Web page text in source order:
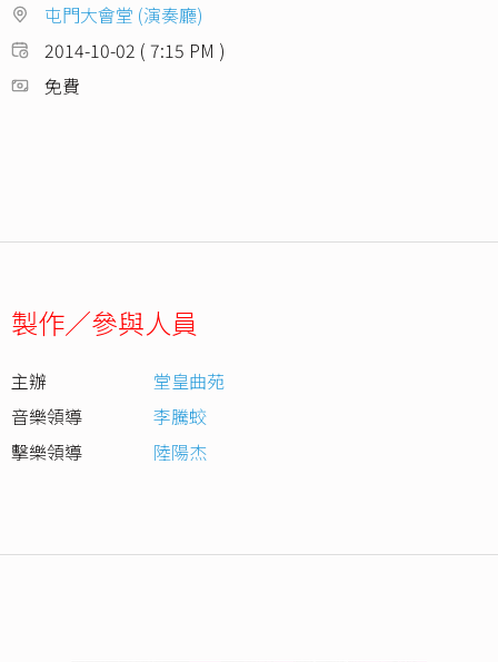
屯門大會堂 (演奏廳)
2014-10-02 ( 7:15 PM )
免費
製作／參與人員
主辦
堂皇曲苑
音樂領導
李騰蛟
擊樂領導
陸陽杰